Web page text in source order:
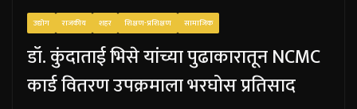
उद्योग राजकीय शहर शिक्षण-प्रशिक्षण सामाजिक
डॉ. कुंदाताई भिसे यांच्या पुढाकारातून NCMC
कार्ड वितरण उपक्रमाला भरघोस प्रतिसाद